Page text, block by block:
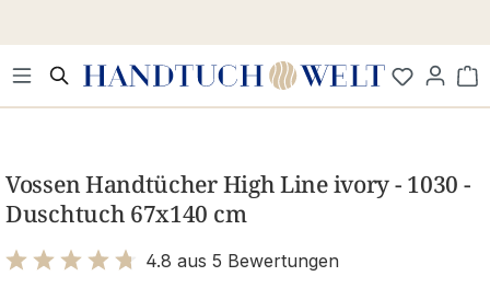
Vossen Handtücher High Line ivory - 1030 -
Duschtuch 67x140 cm
4.8 aus 5 Bewertungen